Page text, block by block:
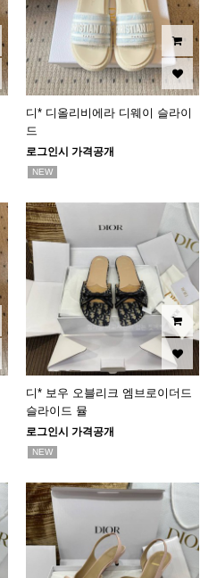
디* 디올리비에라 디웨이 슬라이
드
로그인시 가격공개
NEW
디* 보우 오블리크 엠브로이더드
슬라이드 뮬
로그인시 가격공개
NEW